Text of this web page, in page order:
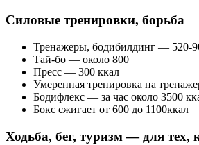
Силовые тренировки, борьба
Тренажеры, бодибилдинг — 520-
Тай-бо — около 800
Пресс — 300 ккал
Умеренная тренировка на
Бодифлекс — за час около 3500
Бокс сжигает от 600 до 1100ккал
Ходьба, бег, туризм — для тех,